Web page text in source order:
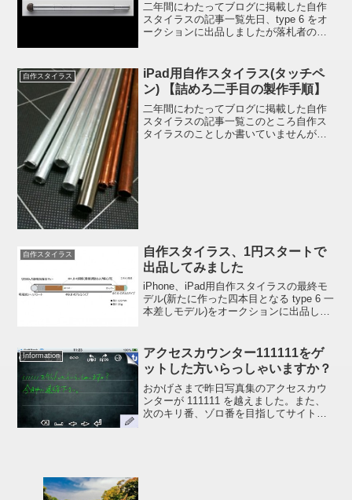
二年間にわたってブログに掲載した自作
スタイラスの記事一覧先日、type 6 をオ
ークションに出品しましたが落札者の方
た、商品の使い心地も良いです。いろい
ろスタイラスペンを...
自作スタイラス
iPad用自作スタイラス(タッチペ
ン) 【詰めろ二手目の製作手順】
二年間にわたってブログに掲載した自作
スタイラスの記事一覧このところ自作ス
タイラスのことしか書いていませんが、
自作スタイラス
自作スタイラス、1円スタートで
出品してみました
iPhone、iPad用自作スタイラスの最終モ
デル(新たに作った四本目となる type 6 一
本差しモデル)をオークションに出品して
んだろう。見上げれば時計の針...
Information
アクセスカウンター111111をゲ
ットした方いらっしゃいますか？
おかげさまで昨日写真集のアクセスカウ
ンターが 111111 を越えました。また、
次のキリ番、ゾロ番を目指してサイト管